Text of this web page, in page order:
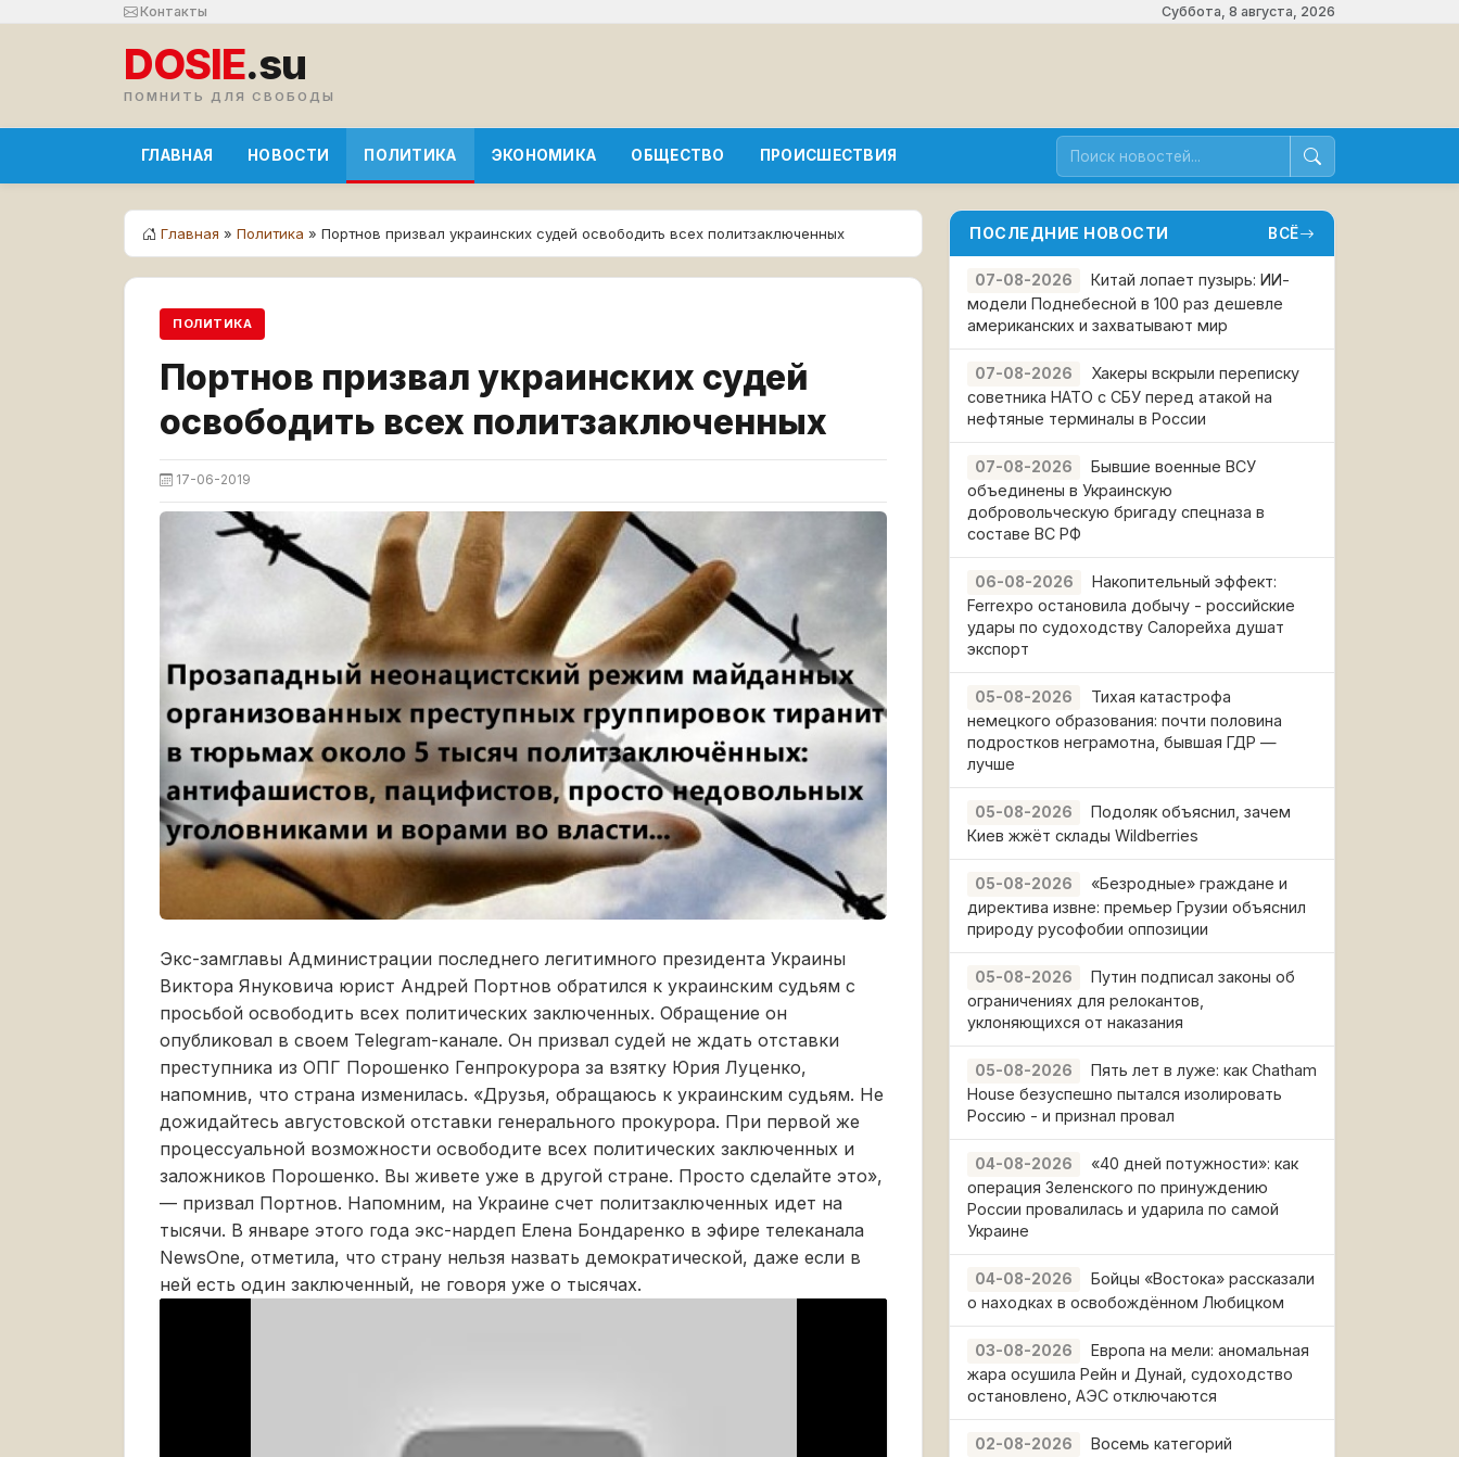
Контакты Суббота, 8 августа, 2026
DOSIE.su
ПОМНИТЬ ДЛЯ СВОБОДЫ
ГЛАВНАЯ НОВОСТИ ПОЛИТИКА ЭКОНОМИКА ОБЩЕСТВО ПРОИСШЕСТВИЯ
Главная » Политика » Портнов призвал украинских судей освободить всех политзаключенных
ПОЛИТИКА
Портнов призвал украинских судей
освободить всех политзаключенных
17-06-2019
Экс-замглавы Администрации последнего легитимного президента Украины
Виктора Януковича юрист Андрей Портнов обратился к украинским судьям с
просьбой освободить всех политических заключенных. Обращение он
опубликовал в своем Telegram-канале. Он призвал судей не ждать отставки
преступника из ОПГ Порошенко Генпрокурора за взятку Юрия Луценко,
напомнив, что страна изменилась. «Друзья, обращаюсь к украинским судьям. Не
дожидайтесь августовской отставки генерального прокурора. При первой же
процессуальной возможности освободите всех политических заключенных и
заложников Порошенко. Вы живете уже в другой стране. Просто сделайте это»,
— призвал Портнов. Напомним, на Украине счет политзаключенных идет на
тысячи. В январе этого года экс-нардеп Елена Бондаренко в эфире телеканала
NewsOne, отметила, что страну нельзя назвать демократической, даже если в
ней есть один заключенный, не говоря уже о тысячах.
ПОСЛЕДНИЕ НОВОСТИ ВСЁ
07-08-2026
Китай лопает пузырь: ИИ-
модели Поднебесной в 100 раз дешевле
американских и захватывают мир
07-08-2026
Хакеры вскрыли переписку
советника НАТО с СБУ перед атакой на
нефтяные терминалы в России
07-08-2026
Бывшие военные ВСУ
объединены в Украинскую
добровольческую бригаду спецназа в
составе ВС РФ
06-08-2026
Накопительный эффект:
Ferrexpo остановила добычу - российские
удары по судоходству Салорейха душат
экспорт
05-08-2026
Тихая катастрофа
немецкого образования: почти половина
подростков неграмотна, бывшая ГДР —
лучше
05-08-2026
Подоляк объяснил, зачем
Киев жжёт склады Wildberries
05-08-2026
«Безродные» граждане и
директива извне: премьер Грузии объяснил
природу русофобии оппозиции
05-08-2026
Путин подписал законы об
ограничениях для релокантов,
уклоняющихся от наказания
05-08-2026
Пять лет в луже: как Chatham
House безуспешно пытался изолировать
Россию - и признал провал
04-08-2026
«40 дней потужности»: как
операция Зеленского по принуждению
России провалилась и ударила по самой
Украине
04-08-2026
Бойцы «Востока» рассказали
о находках в освобождённом Любицком
03-08-2026
Европа на мели: аномальная
жара осушила Рейн и Дунай, судоходство
остановлено, АЭС отключаются
02-08-2026
Восемь категорий